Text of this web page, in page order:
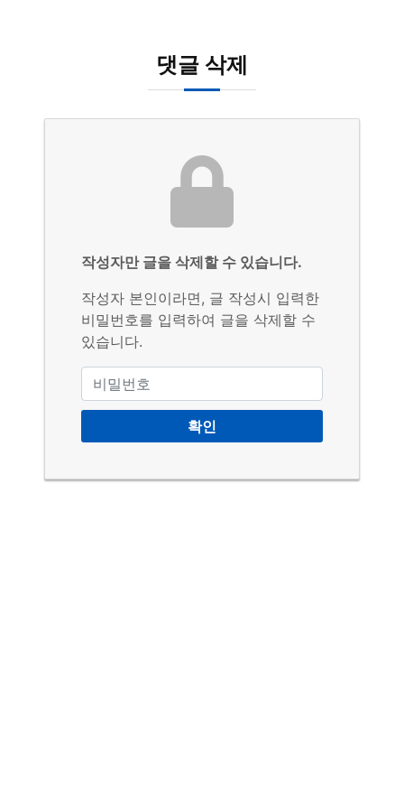
댓글 삭제
작성자만 글을 삭제할 수 있습니다.
작성자 본인이라면, 글 작성시 입력한
비밀번호를 입력하여 글을 삭제할 수
있습니다.